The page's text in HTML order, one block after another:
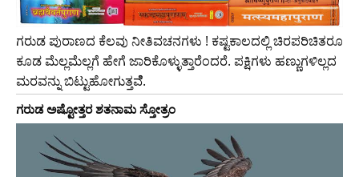
ಗರುಡ ಪುರಾಣದ ಕೆಲವು ನೀತಿವಚನಗಳು ! ಕಷ್ಟಕಾಲದಲ್ಲಿ ಚಿರಪರಿಚಿತರೂ
ಕೂಡ ಮೆಲ್ಲಮೆಲ್ಲಗೆ ಹೇಗೆ ಜಾರಿಕೊಳ್ಳುತ್ತಾರೆಂದರೆ. ಪಕ್ಷಿಗಳು ಹಣ್ಣುಗಳಿಲ್ಲದ
ಮರವನ್ನು ಬಿಟ್ಟುಹೋಗುತ್ತವೆೆ.
ಗರುಡ ಅಷ್ಟೋತ್ತರ ಶತನಾಮ ಸ್ತೋತ್ರಂ